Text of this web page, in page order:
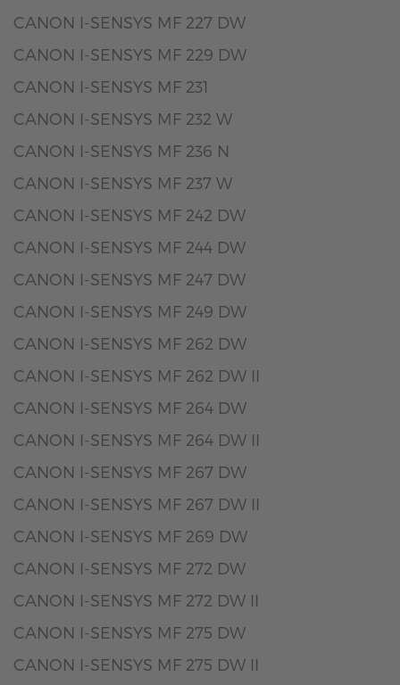
CANON I-SENSYS MF 227 DW
CANON I-SENSYS MF 229 DW
CANON I-SENSYS MF 231
CANON I-SENSYS MF 232 W
CANON I-SENSYS MF 236 N
CANON I-SENSYS MF 237 W
CANON I-SENSYS MF 242 DW
CANON I-SENSYS MF 244 DW
CANON I-SENSYS MF 247 DW
CANON I-SENSYS MF 249 DW
CANON I-SENSYS MF 262 DW
CANON I-SENSYS MF 262 DW II
CANON I-SENSYS MF 264 DW
CANON I-SENSYS MF 264 DW II
CANON I-SENSYS MF 267 DW
CANON I-SENSYS MF 267 DW II
CANON I-SENSYS MF 269 DW
CANON I-SENSYS MF 272 DW
CANON I-SENSYS MF 272 DW II
CANON I-SENSYS MF 275 DW
CANON I-SENSYS MF 275 DW II